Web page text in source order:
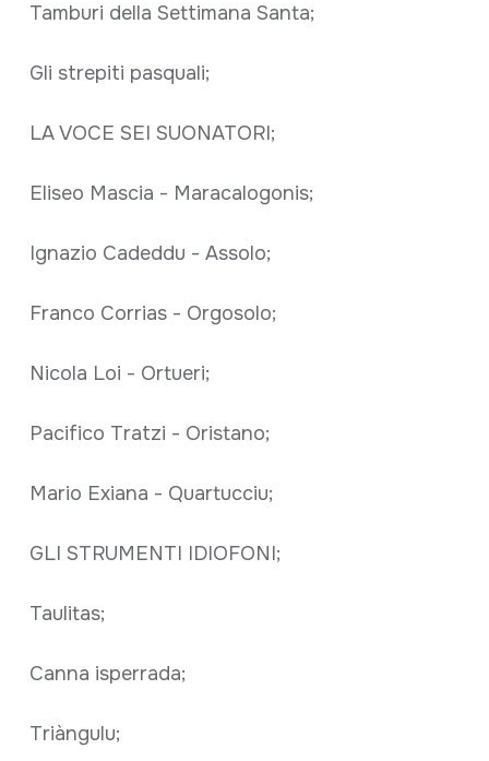
Tamburi della Settimana Santa;
Gli strepiti pasquali;
LA VOCE SEI SUONATORI;
Eliseo Mascia - Maracalogonis;
Ignazio Cadeddu - Assolo;
Franco Corrias - Orgosolo;
Nicola Loi - Ortueri;
Pacifico Tratzi - Oristano;
Mario Exiana - Quartucciu;
GLI STRUMENTI IDIOFONI;
Taulitas;
Canna isperrada;
Triàngulu;